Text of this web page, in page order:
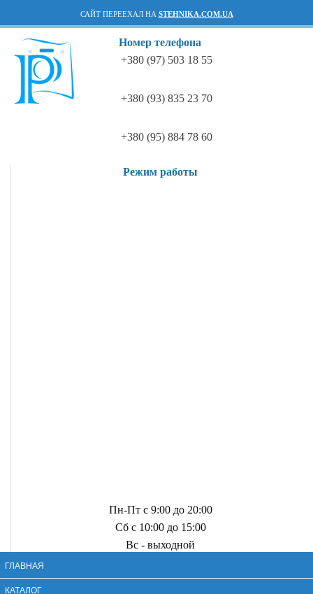
Номер телефона
+380 (97) 503 18 55
+380 (93) 835 23 70
+380 (95) 884 78 60
Режим работы
Пн-Пт с 9:00 до 20:00
Сб с 10:00 до 15:00
Вс - выходной
ГЛАВНАЯ
КАТАЛОГ
САЙТ ПЕРЕЕХАЛ НА STEHNIKA.COM.UA